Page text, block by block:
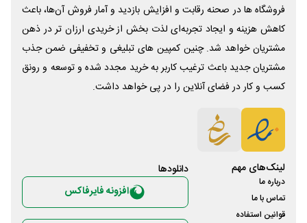
فروشگاه ها در صحنه رقابت و افزایش بازدید و آمار فروش آن‌ها، باعث
کاهش هزینه و ایجاد تجربه‌ای لذت بخش از خریدی ارزان تر در ذهن
مشتریان خواهد شد. چنین کمپین های تبلیغی و تخفیفی ضمن جذب
مشتریان جدید باعث ترغیب کاربر به خرید مجدد شده و توسعه و رونق
کسب و کار در فضای آنلاین را در پی خواهد داشت.
لینک‌های مهم
درباره ما
تماس با ما
قوانین استفاده
دانلود‌ها
افزونه فایرفاکس